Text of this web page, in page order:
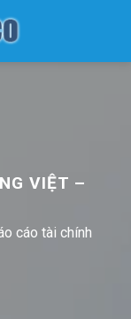
VIỆT –
cáo tài chính